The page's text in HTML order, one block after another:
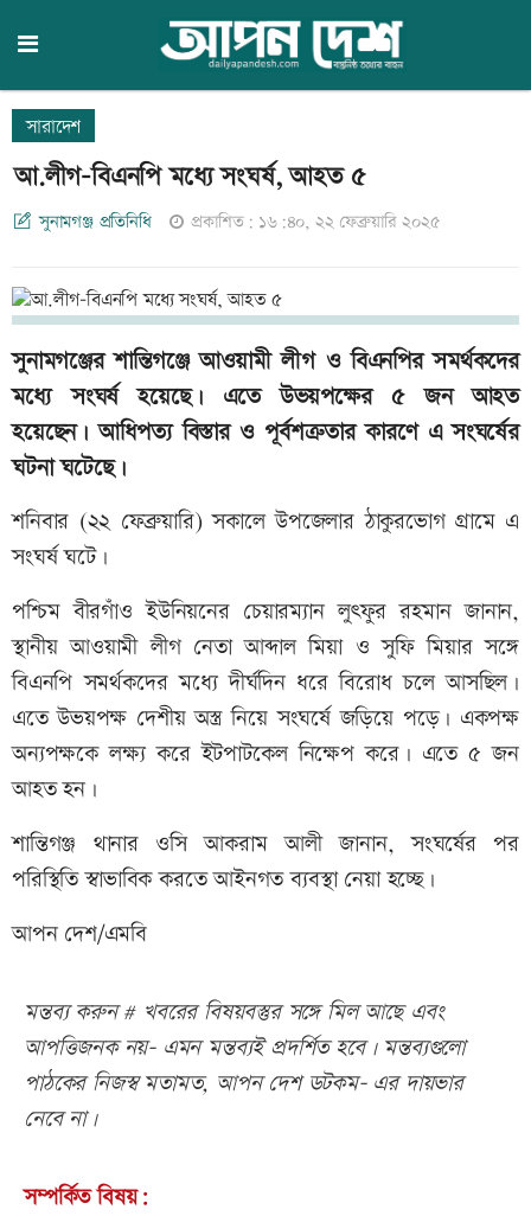
সারাদেশ
আ.লীগ-বিএনপি মধ্যে সংঘর্ষ, আহত ৫
সুনামগঞ্জ প্রতিনিধি প্রকাশিত: ১৬:৪০, ২২ ফেব্রুয়ারি ২০২৫
সুনামগঞ্জের শান্তিগঞ্জে আওয়ামী লীগ ও বিএনপির সমর্থকদের
মধ্যে সংঘর্ষ হয়েছে। এতে উভয়পক্ষের ৫ জন আহত
হয়েছেন। আধিপত্য বিস্তার ও পূর্বশত্রুতার কারণে এ সংঘর্ষের
ঘটনা ঘটেছে।
শনিবার (২২ ফেব্রুয়ারি) সকালে উপজেলার ঠাকুরভোগ গ্রামে এ
সংঘর্ষ ঘটে।
পশ্চিম বীরগাঁও ইউনিয়নের চেয়ারম্যান লুৎফুর রহমান জানান,
স্থানীয় আওয়ামী লীগ নেতা আব্দাল মিয়া ও সুফি মিয়ার সঙ্গে
বিএনপি সমর্থকদের মধ্যে দীর্ঘদিন ধরে বিরোধ চলে আসছিল।
এতে উভয়পক্ষ দেশীয় অস্ত্র নিয়ে সংঘর্ষে জড়িয়ে পড়ে। একপক্ষ
অন্যপক্ষকে লক্ষ্য করে ইটপাটকেল নিক্ষেপ করে। এতে ৫ জন
আহত হন।
শান্তিগঞ্জ থানার ওসি আকরাম আলী জানান, সংঘর্ষের পর
পরিস্থিতি স্বাভাবিক করতে আইনগত ব্যবস্থা নেয়া হচ্ছে।
আপন দেশ/এমবি
মন্তব্য করুন # খবরের বিষয়বস্তুর সঙ্গে মিল আছে এবং
আপত্তিজনক নয়- এমন মন্তব্যই প্রদর্শিত হবে। মন্তব্যগুলো
পাঠকের নিজস্ব মতামত, আপন দেশ ডটকম- এর দায়ভার
নেবে না।
সম্পর্কিত বিষয়: